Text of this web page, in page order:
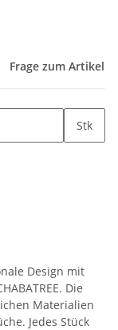
Frage zum Artikel
Stk
Design mit
Die
Materialien
Jedes Stück